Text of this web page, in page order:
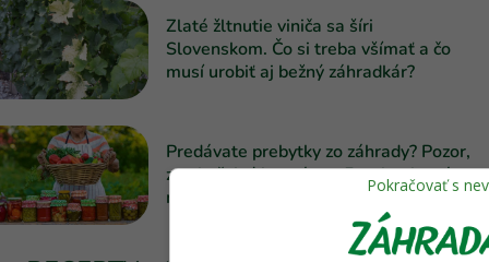
Zlaté žltnutie viniča sa šíri
Slovenskom. Čo si treba všímať a čo
musí urobiť aj bežný záhradkár?
Predávate prebytky zo záhrady? Pozor,
za obyčajný inzerát na Facebooku vám
môže hroziť problém